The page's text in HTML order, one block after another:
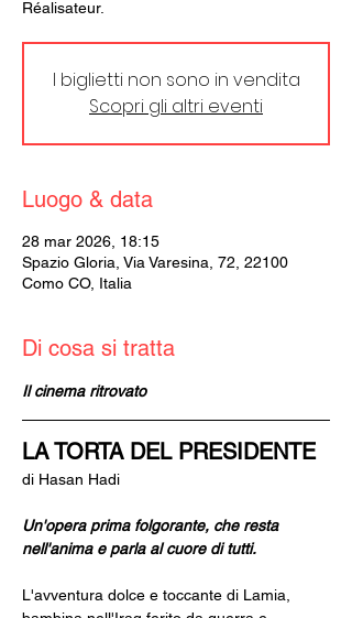
Réalisateur.
I biglietti non sono in vendita
Scopri gli altri eventi
Luogo & data
28 mar 2026, 18:15
Spazio Gloria, Via Varesina, 72, 22100
Como CO, Italia
Di cosa si tratta
Il cinema ritrovato
LA TORTA DEL PRESIDENTE
di Hasan Hadi
Un'opera prima folgorante, che resta
nell'anima e parla al cuore di tutti.
L'avventura dolce e toccante di Lamia,